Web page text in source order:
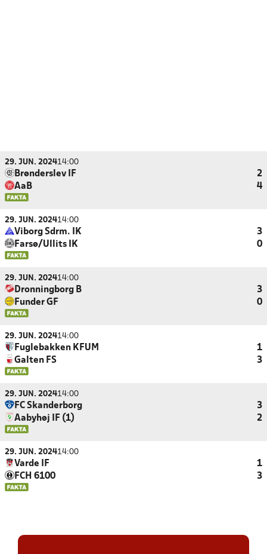
29. JUN. 202414:00
Brønderslev IF
2
AaB
4
29. JUN. 202414:00
Viborg Sdrm. IK
3
Farsø/Ullits IK
0
29. JUN. 202414:00
Dronningborg B
3
Funder GF
0
29. JUN. 202414:00
Fuglebakken KFUM
1
Galten FS
3
29. JUN. 202414:00
FC Skanderborg
3
Aabyhøj IF (1)
2
29. JUN. 202414:00
Varde IF
1
FCH 6100
3